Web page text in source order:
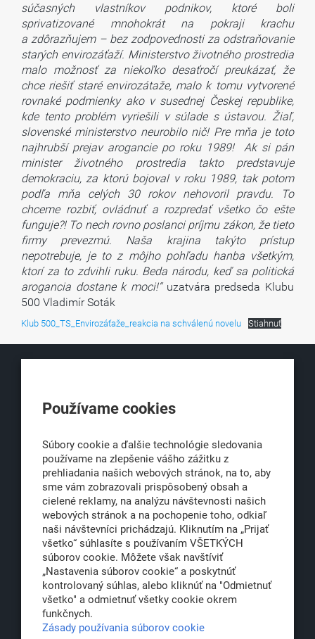
súčasných vlastníkov podnikov, ktoré boli
sprivatizované mnohokrát na pokraji krachu
a zdôrazňujem – bez zodpovednosti za odstraňovanie
starých envirozáťaží. Ministerstvo životného prostredia
malo možnosť za niekoľko desaťročí preukázať, že
chce riešiť staré envirozátaže, malo k tomu vytvorené
rovnaké podmienky ako v susednej Českej republike,
kde tento problém vyriešili v súlade s ústavou. Žiaľ,
slovenské ministerstvo neurobilo nič! Pre mňa je toto
najhrubší prejav arogancie po roku 1989! Ak si pán
minister životného prostredia takto predstavuje
demokraciu, za ktorú bojoval v roku 1989, tak potom
podľa mňa celých 30 rokov nehovoril pravdu. To
chceme rozbiť, ovládnuť a rozpredať všetko čo ešte
funguje?! To nech rovno poslanci príjmu zákon, že tieto
firmy prevezmú. Naša krajina takýto prístup
nepotrebuje, je to z môjho pohľadu hanba všetkým,
ktorí za to zdvihli ruku. Beda národu, keď sa politická
arogancia dostane k moci!“ uzatvára predseda Klubu
500 Vladimír Soták
Klub 500_TS_Envirozáťaže_reakcia na schválenú novelu Stiahnuť
Obchodná 6
office@klub500.sk
+421 2 54 646 464
www.klub500.sk
Copyright: Klub 500, 2026
Všetky práva vyhradené
Právna informácia
Používame cookies
Súbory cookie a ďalšie technológie sledovania
používame na zlepšenie vášho zážitku z
prehliadania našich webových stránok, na to, aby
sme vám zobrazovali prispôsobený obsah a
cielené reklamy, na analýzu návštevnosti našich
webových stránok a na pochopenie toho, odkiaľ
naši návštevníci prichádzajú. Kliknutím na „Prijať
všetko“ súhlasíte s používaním VŠETKÝCH
súborov cookie. Môžete však navštíviť
„Nastavenia súborov cookie“ a poskytnúť
kontrolovaný súhlas, alebo kliknúť na "Odmietnuť
všetko" a odmietnuť všetky cookie okrem
funkčnych.
Zásady používania súborov cookie